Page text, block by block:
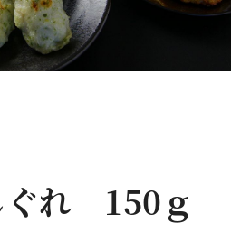
ぐれ 150ｇ